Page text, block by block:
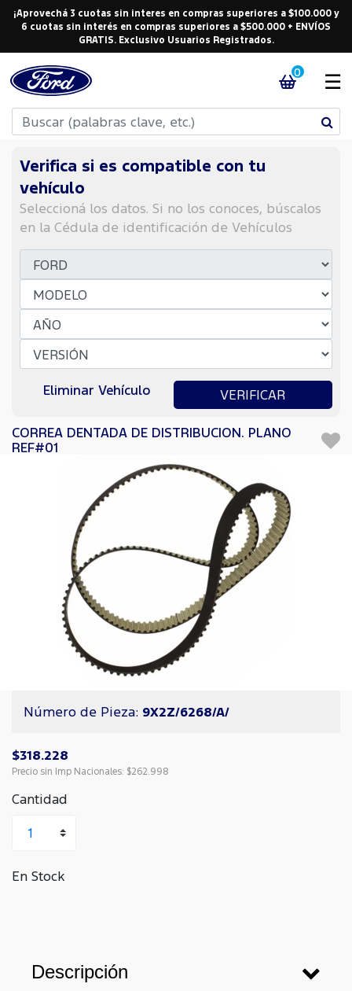
¡Aprovechá 3 cuotas sin interes en compras superiores a $100.000 y
6 cuotas sin interés en compras superiores a $500.000 + ENVÍOS
GRATIS. Exclusivo Usuarios Registrados.
0 ☰
Verifica si es compatible con tu
vehículo
Seleccioná los datos. Si no los conoces, búscalos
en la Cédula de identificación de Vehículos
Eliminar Vehículo VERIFICAR
CORREA DENTADA DE DISTRIBUCION. PLANO
REF#01
Número de Pieza: 9X2Z/6268/A/
$318.228
Precio sin Imp Nacionales: $262.998
Cantidad
En Stock
Descripción